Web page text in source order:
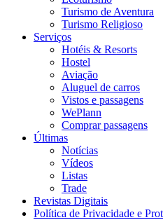
Turismo de Aventura
Turismo Religioso
Serviços
Hotéis & Resorts
Hostel
Aviação
Aluguel de carros
Vistos e passagens
WePlann
Comprar passagens
Últimas
Notícias
Vídeos
Listas
Trade
Revistas Digitais
Política de Privacidade e